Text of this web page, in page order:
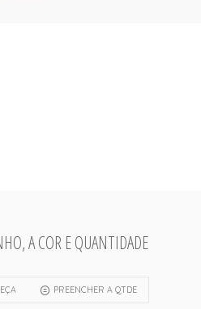
A COR E QUANTIDADE
PREENCHER A QTDE